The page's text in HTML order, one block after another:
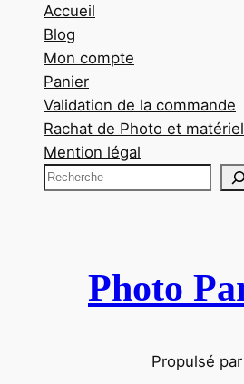
Accueil
Blog
Mon compte
Panier
Validation de la commande
Rachat de Photo et matériel
Mention légal
R
Photo
Propulsé par